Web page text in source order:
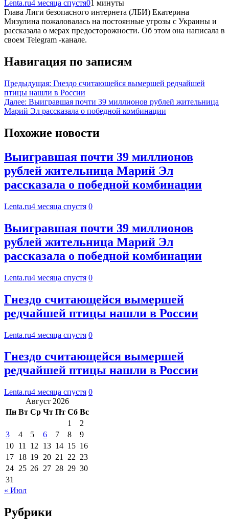
Lenta.ru4 месяца спустя01 минуты
Глава Лиги безопасного интернета (ЛБИ) Екатерина
Мизулина пожаловалась на постоянные угрозы с Украины и
рассказала о мерах предосторожности. Об этом она написала в
своем Telegram -канале.
Навигация по записям
Предыдущая: Гнездо считающейся вымершей редчайшей
птицы нашли в России
Далее: Выигравшая почти 39 миллионов рублей жительница
Марий Эл рассказала о победной комбинации
Похожие новости
Выигравшая почти 39 миллионов
рублей жительница Марий Эл
рассказала о победной комбинации
Lenta.ru4 месяца спустя 0
Выигравшая почти 39 миллионов
рублей жительница Марий Эл
рассказала о победной комбинации
Lenta.ru4 месяца спустя 0
Гнездо считающейся вымершей
редчайшей птицы нашли в России
Lenta.ru4 месяца спустя 0
Гнездо считающейся вымершей
редчайшей птицы нашли в России
Lenta.ru4 месяца спустя 0
Август 2026
Пн Вт Ср Чт Пт Сб Вс
1
2
3
4 5 6 7 8
9
10 11 12 13 14 15 16
17 18 19 20 21 22 23
24 25 26 27 28 29 30
31
« Июл
Рубрики